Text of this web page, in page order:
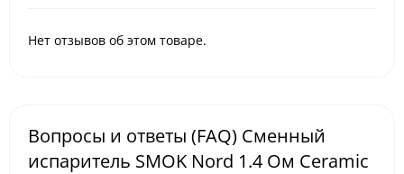
Нет отзывов об этом товаре.
Вопросы и ответы (FAQ) Сменный
испаритель SMOK Nord 1.4 Ом Ceramic